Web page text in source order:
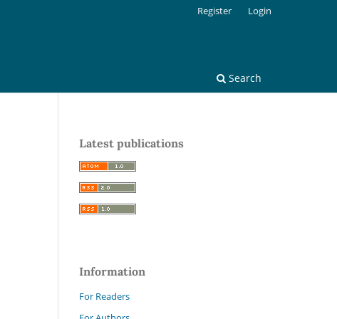
Search
Register Login
Latest publications
Information
For Readers